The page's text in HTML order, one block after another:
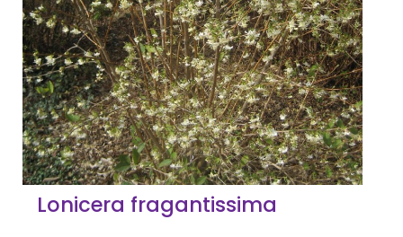
Lonicera fragantissima